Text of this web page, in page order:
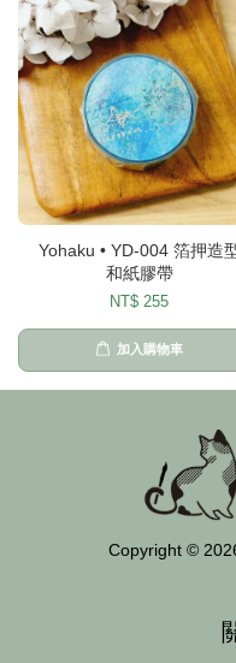
Yohaku • YD-004 箔押造
和紙膠帶
NT$ 255
加入購物車
Copyright ©